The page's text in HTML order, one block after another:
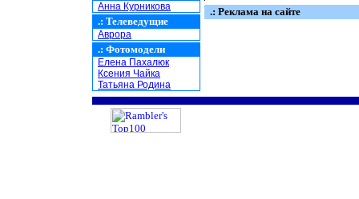
Анна Курникова
.: Телеведущие
Аврора
.: Фотомодели
Елена Пахалюк
Ксения Чайка
Татьяна Родина
.: Реклама на сайте